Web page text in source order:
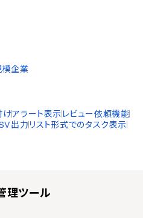
模企業
けアラート表示レビュー依頼機能
出力リスト形式でのタスク表示
理ツール